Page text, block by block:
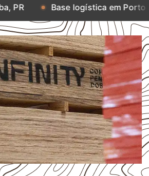
Base logística em Porto Alegre, RS